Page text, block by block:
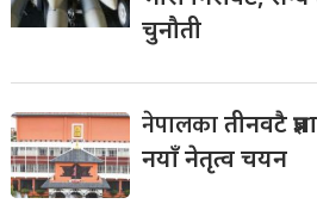
चुनौती
नेपालकातीनवटै
नयाँ नेतृत्व चयन